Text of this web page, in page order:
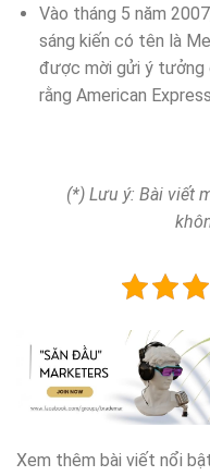
Vào tháng 5 năm
sáng kiến có tên là
được mời gửi ý tưởng
rằng American
(*) Lưu ý: Bài viết
Xem thêm bài viết nổi